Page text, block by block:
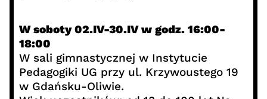
W soboty 02.IV-30.IV w godz. 16:00-
18:00
W sali gimnastycznej w Instytucie
Pedagogiki UG przy ul. Krzywoustego 19
w Gdańsku-Oliwie.